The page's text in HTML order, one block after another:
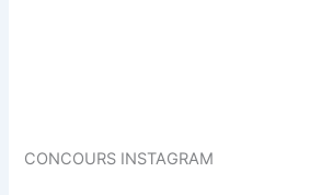
CONCOURS INSTAGRAM